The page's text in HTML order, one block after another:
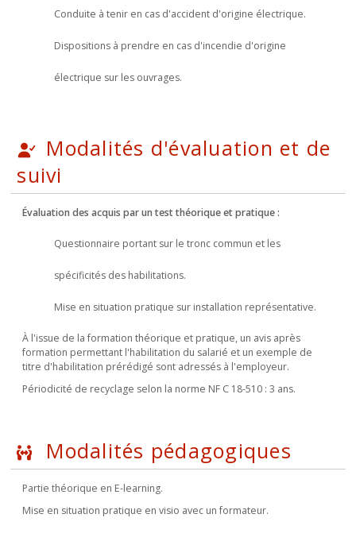
Conduite à tenir en cas d'accident d'origine électrique.
Dispositions à prendre en cas d'incendie d'origine
électrique sur les ouvrages.
Modalités d'évaluation et de
suivi
Évaluation des acquis par un test théorique et pratique :
Questionnaire portant sur le tronc commun et les
spécificités des habilitations.
Mise en situation pratique sur installation représentative.
À l'issue de la formation théorique et pratique, un avis après
formation permettant l'habilitation du salarié et un exemple de
titre d'habilitation prérédigé sont adressés à l'employeur.
Périodicité de recyclage selon la norme NF C 18-510 : 3 ans.
Modalités pédagogiques
Partie théorique en E-learning.
Mise en situation pratique en visio avec un formateur.